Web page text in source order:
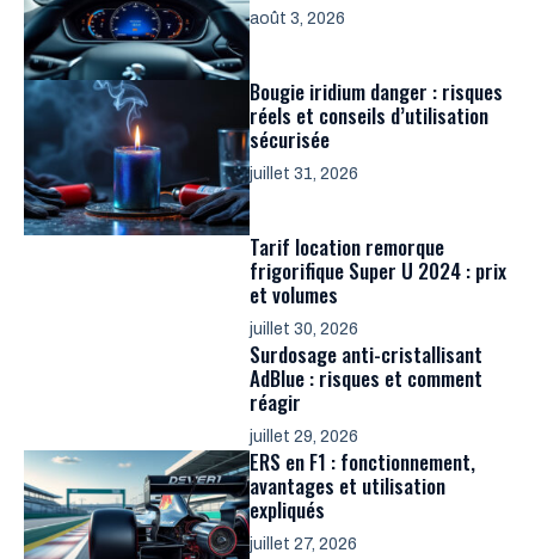
août 3, 2026
Bougie iridium danger : risques
réels et conseils d’utilisation
sécurisée
juillet 31, 2026
Tarif location remorque
frigorifique Super U 2024 : prix
et volumes
juillet 30, 2026
Surdosage anti-cristallisant
AdBlue : risques et comment
réagir
juillet 29, 2026
ERS en F1 : fonctionnement,
avantages et utilisation
expliqués
juillet 27, 2026